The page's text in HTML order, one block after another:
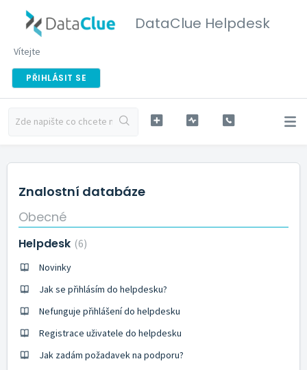
DataClue Helpdesk
Vítejte
PŘIHLÁSIT SE
Znalostní databáze
Obecné
Helpdesk 6
Novinky
Jak se přihlásím do helpdesku?
Nefunguje přihlášení do helpdesku
Registrace uživatele do helpdesku
Jak zadám požadavek na podporu?